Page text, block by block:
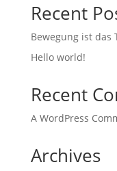
Recent
Bewegung ist das
Hello world!
Recent
A WordPress
Archives